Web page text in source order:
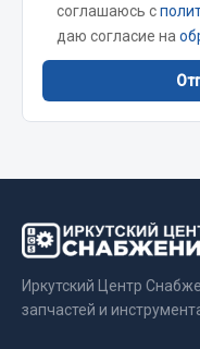
Весь раздел
РТИ
Лента конвейерная
Паронит
Прокладки
соглашаюсь с
даю согласие на
Иркутский Центр
запчастей и